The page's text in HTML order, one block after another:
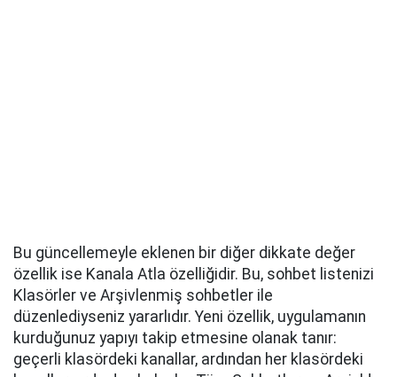
Bu güncellemeyle eklenen bir diğer dikkate değer
özellik ise Kanala Atla özelliğidir. Bu, sohbet listenizi
Klasörler ve Arşivlenmiş sohbetler ile
düzenlediyseniz yararlıdır. Yeni özellik, uygulamanın
kurduğunuz yapıyı takip etmesine olanak tanır:
geçerli klasördeki kanallar, ardından her klasördeki